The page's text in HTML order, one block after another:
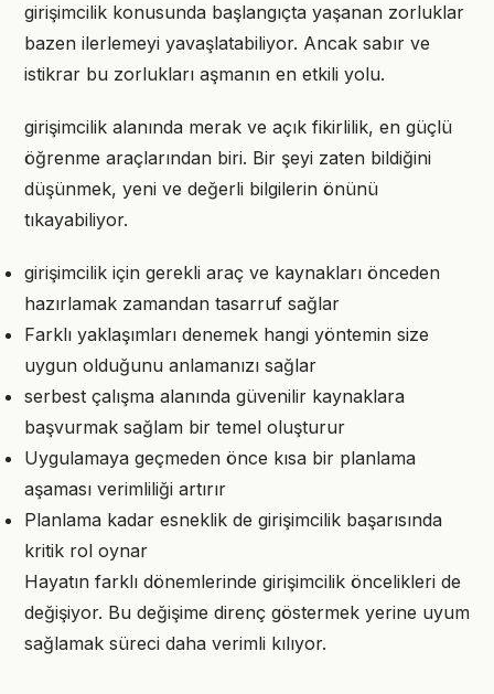
girişimcilik konusunda başlangıçta yaşanan zorluklar
bazen ilerlemeyi yavaşlatabiliyor. Ancak sabır ve
istikrar bu zorlukları aşmanın en etkili yolu.
girişimcilik alanında merak ve açık fikirlilik, en güçlü
öğrenme araçlarından biri. Bir şeyi zaten bildiğini
düşünmek, yeni ve değerli bilgilerin önünü
tıkayabiliyor.
girişimcilik için gerekli araç ve kaynakları önceden
hazırlamak zamandan tasarruf sağlar
Farklı yaklaşımları denemek hangi yöntemin size
uygun olduğunu anlamanızı sağlar
serbest çalışma alanında güvenilir kaynaklara
başvurmak sağlam bir temel oluşturur
Uygulamaya geçmeden önce kısa bir planlama
aşaması verimliliği artırır
Planlama kadar esneklik de girişimcilik başarısında
kritik rol oynar
Hayatın farklı dönemlerinde girişimcilik öncelikleri de
değişiyor. Bu değişime direnç göstermek yerine uyum
sağlamak süreci daha verimli kılıyor.